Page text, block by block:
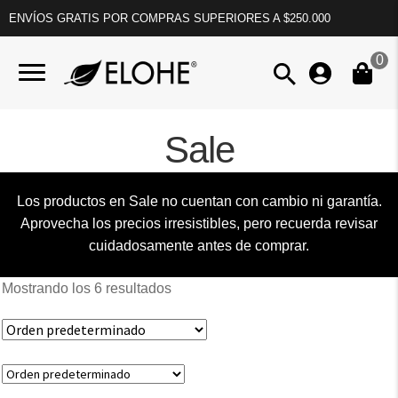
ENVÍOS GRATIS POR COMPRAS SUPERIORES A $250.000
0
Sale
Los productos en Sale no cuentan con cambio ni garantía.
Aprovecha los precios irresistibles, pero recuerda revisar
cuidadosamente antes de comprar.
Mostrando los 6 resultados